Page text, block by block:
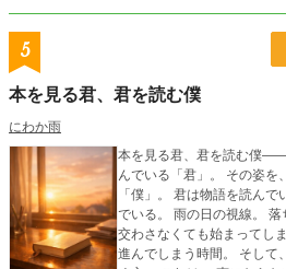
のどの奥で，静かに，発音した。 2人の関係には
で，名前がつかない。恋な
も詩帆は今夜も，ブリオッ
停滞は，敗北ではない。前
身体が，それでも夜の中を
裁かずに，ただ，描く。
5
本を見る君、君を読む僕
にわか雨
本を見る君、君を読む僕――。 教室の片隅で、いつも本
んでいる「君」。 その姿を、ただ静かに見つめ続ける
「僕」。 君は物語を読んでいる。 僕は、君という物語を読ん
でいる。 雨の日の視線。 落ちた一冊。 触れた一瞬。 言葉を
交わさなくても始まってしまう感情。 気づか
進んでしまう時間。 そして、互いに知らないまま重なってい